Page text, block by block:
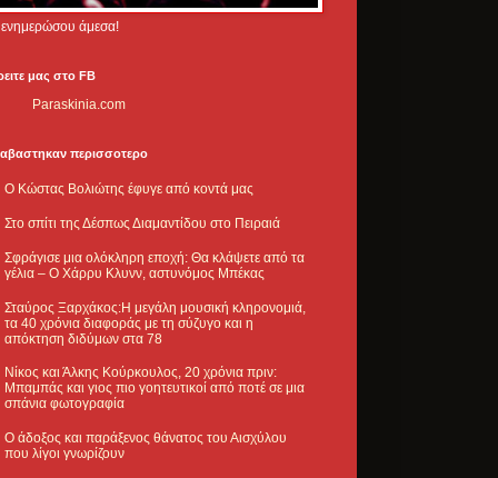
ενημερώσου άμεσα!
μας στο FB
Paraskinia.com
περισσοτερο
Ο Κώστας Βολιώτης έφυγε από κοντά μας
Στο σπίτι της Δέσπως Διαμαντίδου στο Πειραιά
Σφράγισε μια ολόκληρη εποχή: Θα κλάψετε από τα
γέλια – Ο Χάρρυ Κλυνν, αστυνόμος Μπέκας
Σταύρος Ξαρχάκος:Η μεγάλη μουσική κληρονομιά,
τα 40 χρόνια διαφοράς με τη σύζυγο και η
απόκτηση διδύμων στα 78
Νίκος και Άλκης Κούρκουλος, 20 χρόνια πριν:
Μπαμπάς και γιος πιο γοητευτικοί από ποτέ σε μια
σπάνια φωτογραφία
Ο άδοξος και παράξενος θάνατος του Αισχύλου
που λίγοι γνωρίζουν